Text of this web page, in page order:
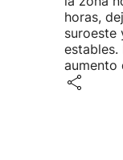
horas,
suroeste
estables.
aumento